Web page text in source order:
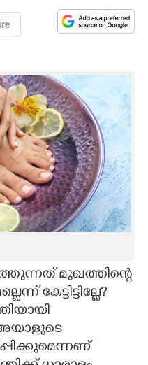
മുഖത്തിന്റെ
കേട്ടിട്ടില്ലേ?